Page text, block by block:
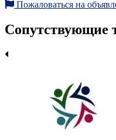
Пожаловаться на
Сопутствующие